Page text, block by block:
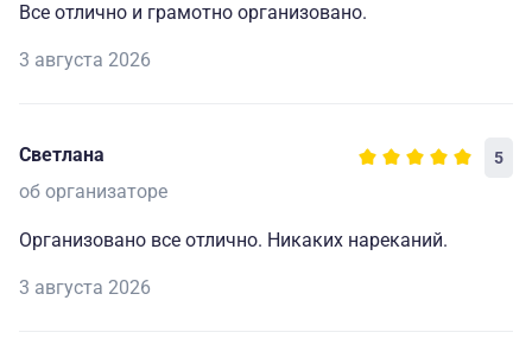
Все отлично и грамотно организовано.
3 августа 2026
Светлана 5
об организаторе
Организовано все отлично. Никаких нареканий.
3 августа 2026